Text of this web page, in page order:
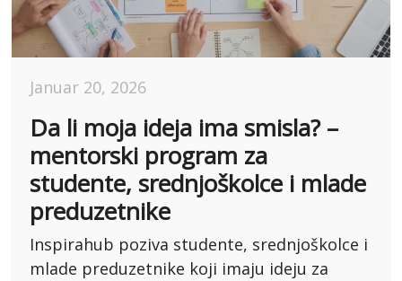
Januar 20, 2026
Da li moja ideja ima smisla? –
mentorski program za
studente, srednjoškolce i mlade
preduzetnike
Inspirahub poziva studente, srednjoškolce i
mlade preduzetnike koji imaju ideju za